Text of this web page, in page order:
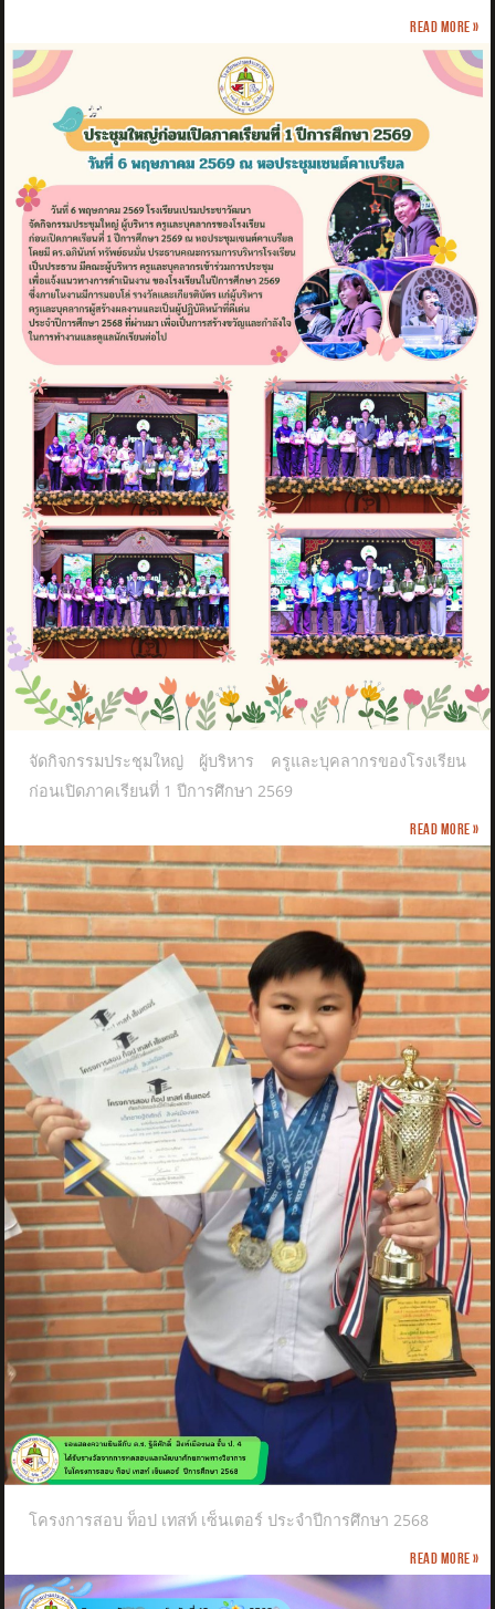
Read more »
จัดกิจกรรมประชุมใหญ่ ผู้บริหาร ครูและบุคลากรของโรงเรียน
ก่อนเปิดภาคเรียนที่ 1 ปีการศึกษา 2569
Read more »
โครงการสอบ ท็อป เทสท์ เซ็นเตอร์ ประจำปีการศึกษา 2568
Read more »